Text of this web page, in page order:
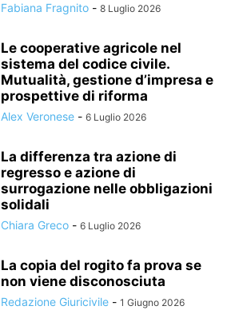
Fabiana Fragnito - 8 Luglio 2026
Le cooperative agricole nel
sistema del codice civile.
Mutualità, gestione d’impresa e
prospettive di riforma
Alex Veronese - 6 Luglio 2026
La differenza tra azione di
regresso e azione di
surrogazione nelle obbligazioni
solidali
Chiara Greco - 6 Luglio 2026
La copia del rogito fa prova se
non viene disconosciuta
Redazione Giuricivile - 1 Giugno 2026